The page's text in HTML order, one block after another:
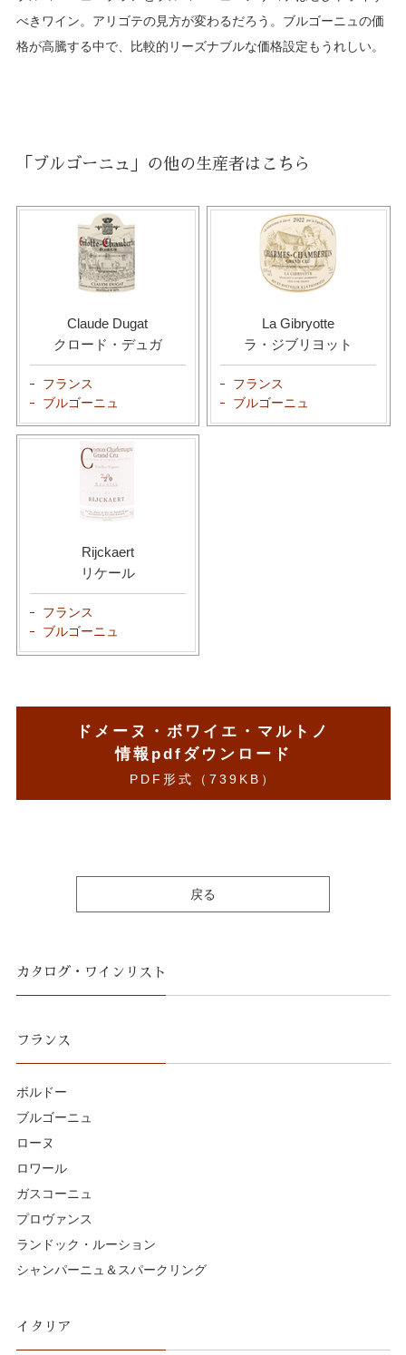
べきワイン。アリゴテの見方が変わるだろう。ブルゴーニュの価
格が高騰する中で、比較的リーズナブルな価格設定もうれしい。
「ブルゴーニュ」の他の生産者はこちら
Claude Dugat
クロード・デュガ
フランス
ブルゴーニュ
La Gibryotte
ラ・ジブリヨット
フランス
ブルゴーニュ
Rijckaert
リケール
フランス
ブルゴーニュ
ドメーヌ・ボワイエ・マルトノ
情報pdfダウンロード
PDF形式（739KB）
戻る
カタログ・ワインリスト
フランス
ボルドー
ブルゴーニュ
ローヌ
ロワール
ガスコーニュ
プロヴァンス
ランドック・ルーション
シャンパーニュ＆スパークリング
イタリア